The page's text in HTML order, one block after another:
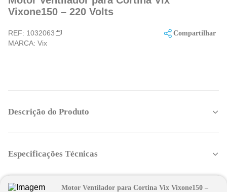
Vixone150 – 220 Volts
REF: 1032063
MARCA: Vix
Compartilhar
Descrição do Produto
Especificações Técnicas
Motor Ventilador para Cortina Vix Vixone150 –